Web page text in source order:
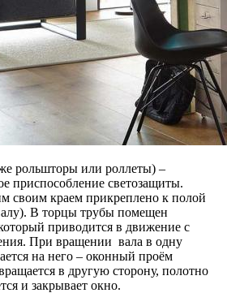
рольшторы или роллеты) –
приспособление светозащиты.
своим краем прикреплено к полой
В торцы трубы помещен
приводится в движение с
При вращении вала в одну
на него – оконный проём
в другую сторону, полотно
и закрывает окно.